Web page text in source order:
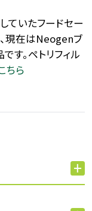
ていたフードセー
現在はNeogenブ
す。ペトリフィル
ちら